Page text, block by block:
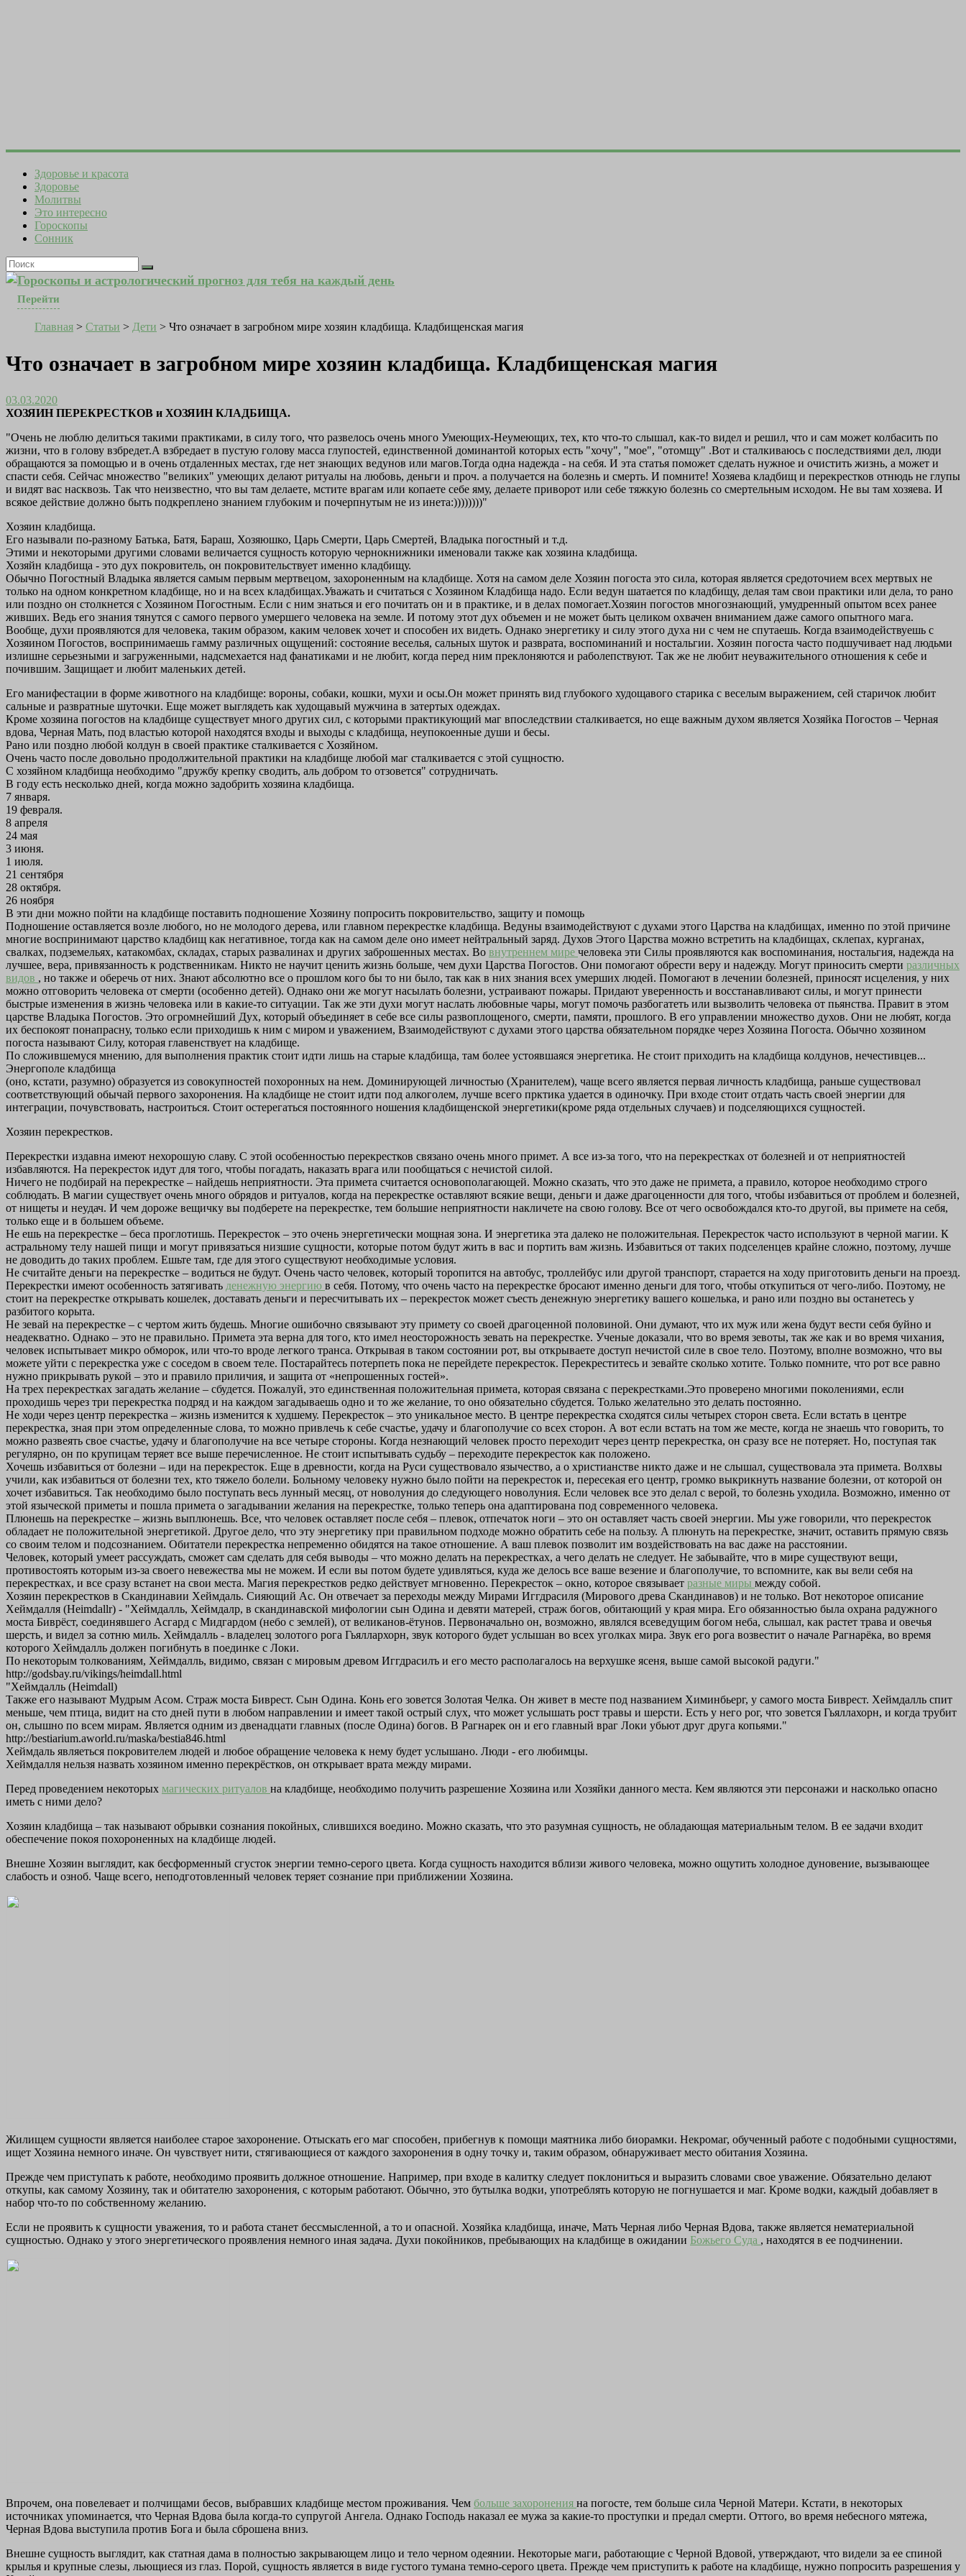
Здоровье и красота
Здоровье
Молитвы
Это интересно
Гороскопы
Сонник
Гороскопы и астрологический прогноз для тебя на каждый день
Перейти
Главная > Статьи > Дети > Что означает в загробном мире хозяин кладбища. Кладбищенская магия
Что означает в загробном мире хозяин кладбища. Кладбищенская магия
03.03.2020
ХОЗЯИН ПЕРЕКРЕСТКОВ и ХОЗЯИН КЛАДБИЩА.
"Очень не люблю делиться такими практиками, в силу того, что развелось очень много Умеющих-Неумеющих, тех, кто что-то слышал, как-то видел и решил, что и сам может колбасить по
жизни, что в голову взбредет.А взбредает в пустую голову масса глупостей, единственной доминантой которых есть "хочу", "мое", "отомщу" .Вот и сталкиваюсь с последствиями дел, люди
обращаются за помощью и в очень отдаленных местах, где нет знающих ведунов или магов.Тогда одна надежда - на себя. И эта статья поможет сделать нужное и очистить жизнь, а может и
спасти себя. Сейчас множество "великих" умеющих делают ритуалы на любовь, деньги и проч. а получается на болезнь и смерть. И помните! Хозяева кладбищ и перекрестков отнюдь не глупы
и видят вас насквозь. Так что неизвестно, что вы там делаете, мстите врагам или копаете себе яму, делаете приворот или себе тяжкую болезнь со смертельным исходом. Не вы там хозяева. И
всякое действие должно быть подкреплено знанием глубоким и почерпнутым не из инета:))))))))"
Хозяин кладбища.
Его называли по-разному Батька, Батя, Бараш, Хозяюшко, Царь Смерти, Царь Смертей, Владыка погостный и т.д.
Этими и некоторыми другими словами величается сущность которую чернокнижники именовали также как хозяина кладбища.
Хозяйн кладбища - это дух покровитель, он покровительствует именно кладбищу.
Обычно Погостный Владыка является самым первым мертвецом, захороненным на кладбище. Хотя на самом деле Хозяин погоста это сила, которая является средоточием всех мертвых не
только на одном конкретном кладбище, но и на всех кладбищах.Уважать и считаться с Хозяином Кладбища надо. Если ведун шатается по кладбищу, делая там свои практики или дела, то рано
или поздно он столкнется с Хозяином Погостным. Если с ним знаться и его почитать он и в практике, и в делах помогает.Хозяин погостов многознающий, умудренный опытом всех ранее
живших. Ведь его знания тянутся с самого первого умершего человека на земле. И потому этот дух объемен и не может быть целиком охвачен вниманием даже самого опытного мага.
Вообще, духи проявляются для человека, таким образом, каким человек хочет и способен их видеть. Однако энергетику и силу этого духа ни с чем не спутаешь. Когда взаимодействуешь с
Хозяином Погостов, воспринимаешь гамму различных ощущений: состояние веселья, сальных шуток и разврата, воспоминаний и ностальгии. Хозяин погоста часто подшучивает над людьми
излишне серьезными и загруженными, надсмехается над фанатиками и не любит, когда перед ним преклоняются и раболепствуют. Так же не любит неуважительного отношения к себе и
почившим. Защищает и любит маленьких детей.
Его манифестации в форме животного на кладбище: вороны, собаки, кошки, мухи и осы.Он может принять вид глубокого худощавого старика с веселым выражением, сей старичок любит
сальные и развратные шуточки. Еще может выглядеть как худощавый мужчина в затертых одеждах.
Кроме хозяина погостов на кладбище существует много других сил, с которыми практикующий маг впоследствии сталкивается, но еще важным духом является Хозяйка Погостов – Черная
вдова, Черная Мать, под властью которой находятся входы и выходы с кладбища, неупокоенные души и бесы.
Рано или поздно любой колдун в своей практике сталкивается с Хозяйном.
Очень часто после довольно продолжительной практики на кладбище любой маг сталкивается с этой сущностю.
С хозяйном кладбища необходимо "дружбу крепку сводить, аль добром то отзовется" сотрудничать.
В году есть несколько дней, когда можно задобрить хозяина кладбища.
7 января.
19 февраля.
8 апреля
24 мая
3 июня.
1 июля.
21 сентября
28 октября.
26 ноября
В эти дни можно пойти на кладбище поставить подношение Хозяину попросить покровительство, защиту и помощь
Подношение оставляется возле любого, но не молодого дерева, или главном перекрестке кладбища. Ведуны взаимодействуют с духами этого Царства на кладбищах, именно по этой причине
многие воспринимают царство кладбищ как негативное, тогда как на самом деле оно имеет нейтральный заряд. Духов Этого Царства можно встретить на кладбищах, склепах, курганах,
свалках, подземельях, катакомбах, складах, старых развалинах и других заброшенных местах. Во внутреннем мире человека эти Силы проявляются как воспоминания, ностальгия, надежда на
лучшее, вера, привязанность к родственникам. Никто не научит ценить жизнь больше, чем духи Царства Погостов. Они помогают обрести веру и надежду. Могут приносить смерти различных
видов , но также и оберечь от них. Знают абсолютно все о прошлом кого бы то ни было, так как в них знания всех умерших людей. Помогают в лечении болезней, приносят исцеления, у них
можно отговорить человека от смерти (особенно детей). Однако они же могут насылать болезни, устраивают пожары. Придают уверенность и восстанавливают силы, и могут принести
быстрые изменения в жизнь человека или в какие-то ситуации. Так же эти духи могут наслать любовные чары, могут помочь разбогатеть или вызволить человека от пьянства. Правит в этом
царстве Владыка Погостов. Это огромнейший Дух, который объединяет в себе все силы развоплощеного, смерти, памяти, прошлого. В его управлении множество духов. Они не любят, когда
их беспокоят понапрасну, только если приходишь к ним с миром и уважением, Взаимодействуют с духами этого царства обязательном порядке через Хозяина Погоста. Обычно хозяином
погоста называют Силу, которая главенствует на кладбище.
По сложившемуся мнению, для выполнения практик стоит идти лишь на старые кладбища, там более устоявшаяся энергетика. Не стоит приходить на кладбища колдунов, нечестивцев...
Энергополе кладбища
(оно, кстати, разумно) образуется из совокупностей похоронных на нем. Доминирующей личностью (Хранителем), чаще всего является первая личность кладбища, раньше существовал
соответствующий обычай первого захоронения. На кладбище не стоит идти под алкоголем, лучше всего прктика удается в одиночку. При входе стоит отдать часть своей энергии для
интеграции, почувствовать, настроиться. Стоит остерегаться постоянного ношения кладбищенской энергетики(кроме ряда отдельных случаев) и подселяющихся сущностей.
Хозяин перекрестков.
Перекрестки издавна имеют нехорошую славу. С этой особенностью перекрестков связано очень много примет. А все из-за того, что на перекрестках от болезней и от неприятностей
избавляются. На перекресток идут для того, чтобы погадать, наказать врага или пообщаться с нечистой силой.
Ничего не подбирай на перекрестке – найдешь неприятности. Эта примета считается основополагающей. Можно сказать, что это даже не примета, а правило, которое необходимо строго
соблюдать. В магии существует очень много обрядов и ритуалов, когда на перекрестке оставляют всякие вещи, деньги и даже драгоценности для того, чтобы избавиться от проблем и болезней,
от нищеты и неудач. И чем дороже вещичку вы подберете на перекрестке, тем большие неприятности накличете на свою голову. Все от чего освобождался кто-то другой, вы примете на себя,
только еще и в большем объеме.
Не ешь на перекрестке – беса проглотишь. Перекресток – это очень энергетически мощная зона. И энергетика эта далеко не положительная. Перекресток часто используют в черной магии. К
астральному телу нашей пищи и могут привязаться низшие сущности, которые потом будут жить в вас и портить вам жизнь. Избавиться от таких подселенцев крайне сложно, поэтому, лучше
не доводить до таких проблем. Ешьте там, где для этого существуют необходимые условия.
Не считайте деньги на перекрестке – водиться не будут. Очень часто человек, который торопится на автобус, троллейбус или другой транспорт, старается на ходу приготовить деньги на проезд.
Перекрестки имеют особенность затягивать денежную энергию в себя. Потому, что очень часто на перекрестке бросают именно деньги для того, чтобы откупиться от чего-либо. Поэтому, не
стоит на перекрестке открывать кошелек, доставать деньги и пересчитывать их – перекресток может съесть денежную энергетику вашего кошелька, и рано или поздно вы останетесь у
разбитого корыта.
Не зевай на перекрестке – с чертом жить будешь. Многие ошибочно связывают эту примету со своей драгоценной половиной. Они думают, что их муж или жена будут вести себя буйно и
неадекватно. Однако – это не правильно. Примета эта верна для того, кто имел неосторожность зевать на перекрестке. Ученые доказали, что во время зевоты, так же как и во время чихания,
человек испытывает микро обморок, или что-то вроде легкого транса. Открывая в таком состоянии рот, вы открываете доступ нечистой силе в свое тело. Поэтому, вполне возможно, что вы
можете уйти с перекрестка уже с соседом в своем теле. Постарайтесь потерпеть пока не перейдете перекресток. Перекреститесь и зевайте сколько хотите. Только помните, что рот все равно
нужно прикрывать рукой – это и правило приличия, и защита от «непрошенных гостей».
На трех перекрестках загадать желание – сбудется. Пожалуй, это единственная положительная примета, которая связана с перекрестками.Это проверено многими поколениями, если
проходишь через три перекрестка подряд и на каждом загадываешь одно и то же желание, то оно обязательно сбудется. Только желательно это делать постоянно.
Не ходи через центр перекрестка – жизнь изменится к худшему. Перекресток – это уникальное место. В центре перекрестка сходятся силы четырех сторон света. Если встать в центре
перекрестка, зная при этом определенные слова, то можно привлечь к себе счастье, удачу и благополучие со всех сторон. А вот если встать на том же месте, когда не знаешь что говорить, то
можно развеять свое счастье, удачу и благополучие на все четыре стороны. Когда незнающий человек просто переходит через центр перекрестка, он сразу все не потеряет. Но, поступая так
регулярно, он по крупицам теряет все выше перечисленное. Не стоит испытывать судьбу – переходите перекресток как положено.
Хочешь избавиться от болезни – иди на перекресток. Еще в древности, когда на Руси существовало язычество, а о христианстве никто даже и не слышал, существовала эта примета. Волхвы
учили, как избавиться от болезни тех, кто тяжело болели. Больному человеку нужно было пойти на перекресток и, пересекая его центр, громко выкрикнуть название болезни, от которой он
хочет избавиться. Так необходимо было поступать весь лунный месяц, от новолуния до следующего новолуния. Если человек все это делал с верой, то болезнь уходила. Возможно, именно от
этой языческой приметы и пошла примета о загадывании желания на перекрестке, только теперь она адаптирована под современного человека.
Плюнешь на перекрестке – жизнь выплюнешь. Все, что человек оставляет после себя – плевок, отпечаток ноги – это он оставляет часть своей энергии. Мы уже говорили, что перекресток
обладает не положительной энергетикой. Другое дело, что эту энергетику при правильном подходе можно обратить себе на пользу. А плюнуть на перекрестке, значит, оставить прямую связь
со своим телом и подсознанием. Обитатели перекрестка непременно обидятся на такое отношение. А ваш плевок позволит им воздействовать на вас даже на расстоянии.
Человек, который умеет рассуждать, сможет сам сделать для себя выводы – что можно делать на перекрестках, а чего делать не следует. Не забывайте, что в мире существуют вещи,
противостоять которым из-за своего невежества мы не можем. И если вы потом будете удивляться, куда же делось все ваше везение и благополучие, то вспомните, как вы вели себя на
перекрестках, и все сразу встанет на свои места. Магия перекрестков редко действует мгновенно. Перекресток – окно, которое связывает разные миры между собой.
Хозяин перекрестков в Скандинавии Хеймдаль. Сияющий Ас. Он отвечает за переходы между Мирами Иггдрасиля (Мирового древа Скандинавов) и не только. Вот некоторое описание
Хеймдалля (Heimdallr) - "Хеймдалль, Хеймдалр, в скандинавской мифологии сын Одина и девяти матерей, страж богов, обитающий у края мира. Его обязанностью была охрана радужного
моста Биврёст, соединявшего Асгард с Мидгардом (небо с землей), от великанов-ётунов. Первоначально он, возможно, являлся всеведущим богом неба, слышал, как растет трава и овечья
шерсть, и видел за сотню миль. Хеймдалль - владелец золотого рога Гьяллархорн, звук которого будет услышан во всех уголках мира. Звук его рога возвестит о начале Рагнарёка, во время
которого Хеймдалль должен погибнуть в поединке с Локи.
По некоторым толкованиям, Хеймдалль, видимо, связан с мировым древом Иггдрасилъ и его место располагалось на верхушке ясеня, выше самой высокой радуги."
http://godsbay.ru/vikings/heimdall.html
"Хеймдалль (Heimdall)
Также его называют Мудрым Асом. Страж моста Биврест. Сын Одина. Конь его зовется Золотая Челка. Он живет в месте под названием Химинбьерг, у самого моста Биврест. Хеймдалль спит
меньше, чем птица, видит на сто дней пути в любом направлении и имеет такой острый слух, что может услышать рост травы и шерсти. Есть у него рог, что зовется Гьяллахорн, и когда трубит
он, слышно по всем мирам. Является одним из двенадцати главных (после Одина) богов. В Рагнарек он и его главный враг Локи убьют друг друга копьями."
http://bestiarium.aworld.ru/maska/bestia846.html
Хеймдаль являеться покровителем людей и любое обращение человека к нему будет услышано. Люди - его любимцы.
Хеймдалля нельзя назвать хозяином именно перекрёстков, он открывает врата между мирами.
Перед проведением некоторых магических ритуалов на кладбище, необходимо получить разрешение Хозяина или Хозяйки данного места. Кем являются эти персонажи и насколько опасно
иметь с ними дело?
Хозяин кладбища – так называют обрывки сознания покойных, слившихся воедино. Можно сказать, что это разумная сущность, не обладающая материальным телом. В ее задачи входит
обеспечение покоя похороненных на кладбище людей.
Внешне Хозяин выглядит, как бесформенный сгусток энергии темно-серого цвета. Когда сущность находится вблизи живого человека, можно ощутить холодное дуновение, вызывающее
слабость и озноб. Чаще всего, неподготовленный человек теряет сознание при приближении Хозяина.
Жилищем сущности является наиболее старое захоронение. Отыскать его маг способен, прибегнув к помощи маятника либо биорамки. Некромаг, обученный работе с подобными сущностями,
ищет Хозяина немного иначе. Он чувствует нити, стягивающиеся от каждого захоронения в одну точку и, таким образом, обнаруживает место обитания Хозяина.
Прежде чем приступать к работе, необходимо проявить должное отношение. Например, при входе в калитку следует поклониться и выразить словами свое уважение. Обязательно делают
откупы, как самому Хозяину, так и обитателю захоронения, с которым работают. Обычно, это бутылка водки, употреблять которую не погнушается и маг. Кроме водки, каждый добавляет в
набор что-то по собственному желанию.
Если не проявить к сущности уважения, то и работа станет бессмысленной, а то и опасной. Хозяйка кладбища, иначе, Мать Черная либо Черная Вдова, также является нематериальной
сущностью. Однако у этого энергетического проявления немного иная задача. Духи покойников, пребывающих на кладбище в ожидании Божьего Суда , находятся в ее подчинении.
Впрочем, она повелевает и полчищами бесов, выбравших кладбище местом проживания. Чем больше захоронения на погосте, тем больше сила Черной Матери. Кстати, в некоторых
источниках упоминается, что Черная Вдова была когда-то супругой Ангела. Однако Господь наказал ее мужа за какие-то проступки и предал смерти. Оттого, во время небесного мятежа,
Черная Вдова выступила против Бога и была сброшена вниз.
Внешне сущность выглядит, как статная дама в полностью закрывающем лицо и тело черном одеянии. Некоторые маги, работающие с Черной Вдовой, утверждают, что видели за ее спиной
крылья и крупные слезы, льющиеся из глаз. Порой, сущность является в виде густого тумана темно-серого цвета. Прежде чем приступить к работе на кладбище, нужно попросить разрешения у